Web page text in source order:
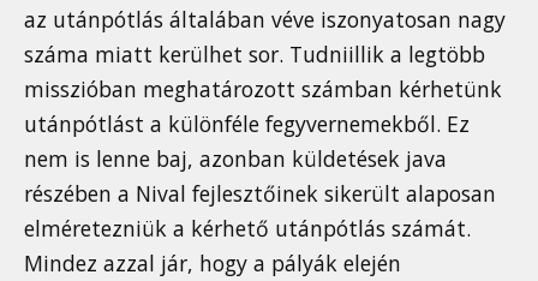
az utánpótlás általában véve iszonyatosan nagy
száma miatt kerülhet sor. Tudniillik a legtöbb
misszióban meghatározott számban kérhetünk
utánpótlást a különféle fegyvernemekből. Ez
nem is lenne baj, azonban küldetések java
részében a Nival fejlesztőinek sikerült alaposan
elméretezniük a kérhető utánpótlás számát.
Mindez azzal jár, hogy a pályák elején